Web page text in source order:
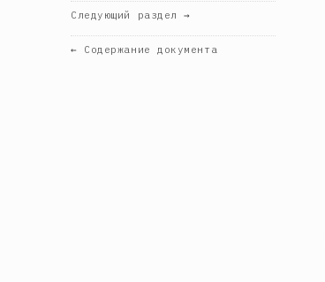
Следующий раздел →
← Содержание документа